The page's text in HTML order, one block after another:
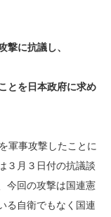
撃に抗議し、
とを日本政府に求め
軍事攻撃したことに
３月３日付の抗議談
今回の攻撃は国連憲
る自衛でもなく国連